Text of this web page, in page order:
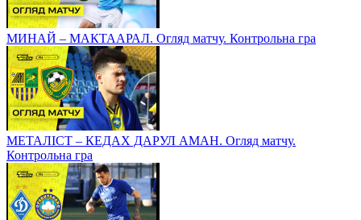
МИНАЙ – МАКТААРАЛ. Огляд матчу. Контрольна гра
МЕТАЛІСТ – КЕДАХ ДАРУЛ АМАН. Огляд матчу.
Контрольна гра